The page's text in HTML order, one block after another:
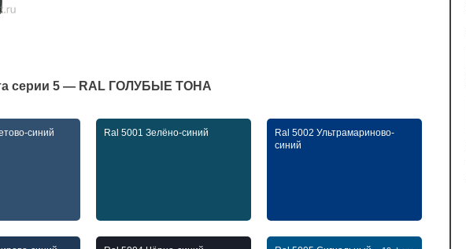
серии 5 — RAL ГОЛУБЫЕ ТОНА
синий Ral 5001 Зелёно-синий
Ral 5002 Ультрамариново-
синий